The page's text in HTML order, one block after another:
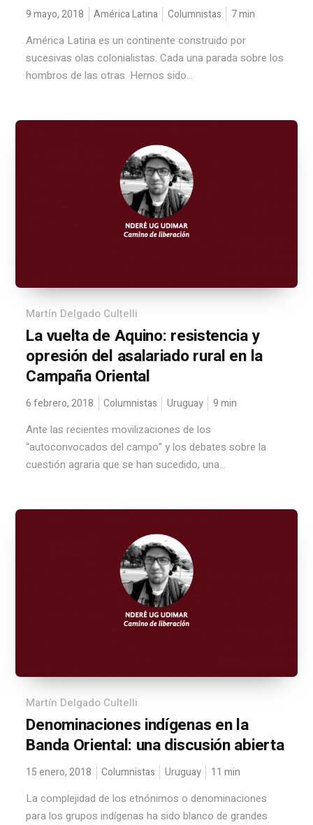
9 mayo, 2018 América Latina Columnistas 7min
América Latina es un continente construido por
sucesivas olas colonialistas. Cada una parada sobre los
hombros de las otras. Hemos sido...
Martín Delgado Cultelli
La vuelta de Aquino: resistencia y
opresión del asalariado rural en la
Campaña Oriental
6 febrero, 2018 Columnistas Uruguay 9 min
Ante las recientes movilizaciones de los
“autoconvocados del campo” y los debates sobre la
cuestión agraria que se han sucedido, una...
Martín Delgado Cultelli
Denominaciones indígenas en la
Banda Oriental: una discusión abierta
15 enero, 2018 Columnistas Uruguay 11 min
La complejidad de los etnónimos o denominaciones
para los grupos indígenas ha sido blanco de grandes